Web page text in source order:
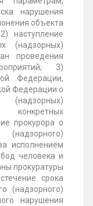
нарушения
объекта
наступление
(надзорных)
проведения
3)
Федерации,
Федерации о
прокурора о
исполнением
человека и
прокуратуры
срока
(надзорного)
нарушения